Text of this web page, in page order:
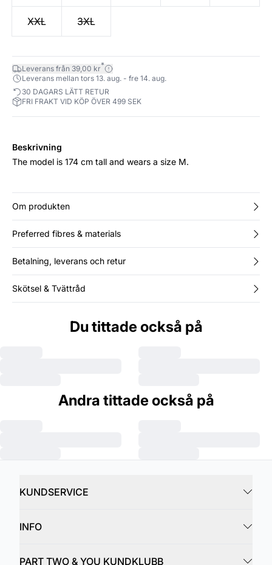
XXL 3XL
Leverans från 39,00 kr*
Leverans mellan tors 13. aug. - fre 14. aug.
30 DAGARS LÄTT RETUR
FRI FRAKT VID KÖP ÖVER 499 SEK
Beskrivning
The model is 174 cm tall and wears a size M.
Om produkten
Preferred fibres & materials
Betalning, leverans och retur
Skötsel & Tvättråd
Du tittade också på
Andra tittade också på
KUNDSERVICE
INFO
PART TWO & YOU KUNDKLUBB